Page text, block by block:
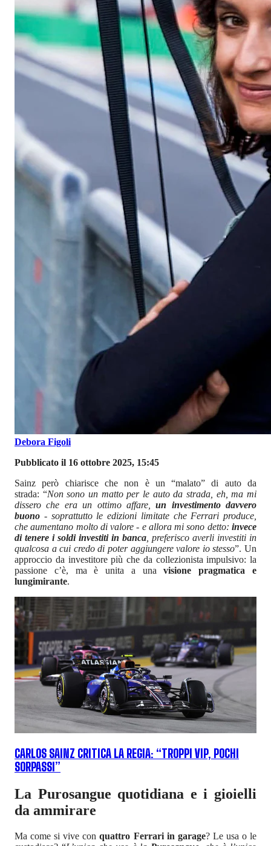
Debora Figoli
Pubblicato il 16 ottobre 2025, 15:45
Sainz però chiarisce che non è un “malato” di auto da
strada: “Non sono un matto per le auto da strada, eh, ma mi
dissero che era un ottimo affare,un investimento davvero
buono - soprattutto le edizioni limitate che Ferrari produce,
che aumentano molto di valore - e allora mi sono detto: invece
di tenere i soldi investiti in banca , preferisco averli investiti in
qualcosa a cui credo di poter aggiungere valore io stesso”. Un
approccio da investitore più che da collezionista impulsivo: la
passione c’è, ma è unita a unavisione pragmatica e
lungimirante.
CARLOS SAINZ CRITICA LA REGIA: “TROPPI VIP, POCHI
SORPASSI”
La Purosangue quotidiana e i gioielli
da ammirare
Ma come si vive conquattro Ferrari in garage? Le usa o le